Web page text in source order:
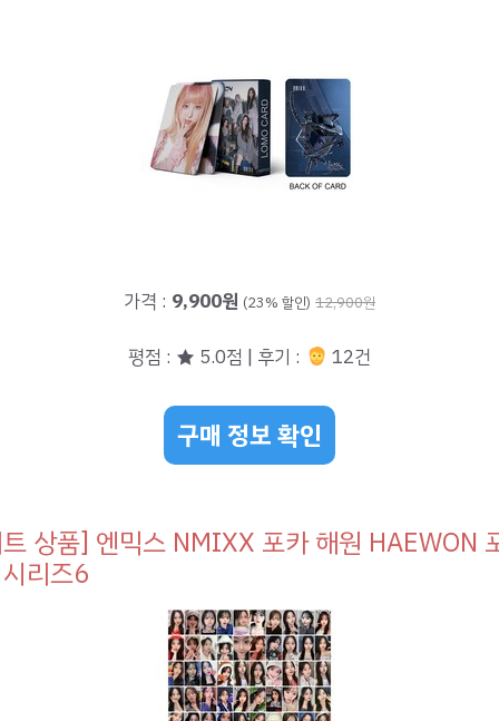
가격 : 9,900원 (23% 할인) 12,900원
평점 : ★ 5.0점 | 후기 : 12건
구매 정보 확인
상품] 엔믹스 NMIXX 포카 해원 HAEWON
리즈6